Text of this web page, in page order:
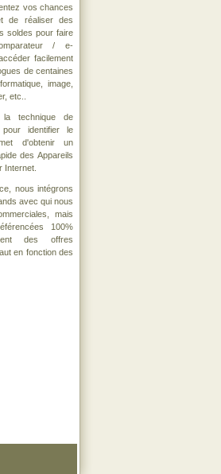
vos chances
de réaliser des
soldes pour faire
/ e-
facilement
de centaines
image,
etc..
technique de
identifier le
d'obtenir un
des Appareils
Internet.
nous intégrons
avec qui nous
mais
100%
des offres
en fonction des